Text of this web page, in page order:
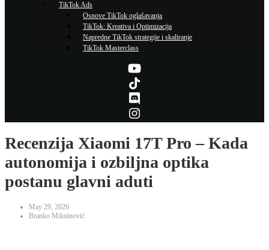
TikTok Ads
Osnove TikTok oglašavanja
TikTok: Kreativa i Optimizacija
Napredne TikTok strategije i skaliranje
TikTok Masterclass
Recenzija Xiaomi 17T Pro – Kada
autonomija i ozbiljna optika
postanu glavni aduti
May 29, 2026
Branko Milutinović